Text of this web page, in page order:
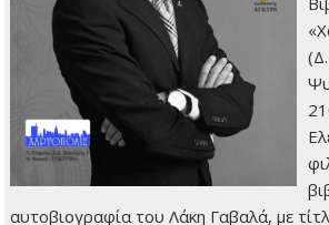
αυτοβιογραφία του Λάκη Γαβαλά, με